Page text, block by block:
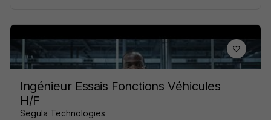
Ingénieur Essais Fonctions Véhicules
H/F
Segula Technologies